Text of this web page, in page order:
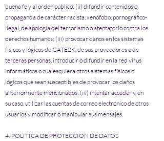
buena fe y al orden público; (ii) difundir contenidos o
propaganda de carácter racista, xenófobo, pornográfico-
ilegal, de apología del terrorismo o atentatorio contra los
derechos humanos; (iii) provocar daños en los sistemas
físicos y lógicos de GATE2K, de sus proveedores o de
terceras personas, introducir o difundir en la red virus
informáticos o cualesquiera otros sistemas físicos o
lógicos que sean susceptibles de provocar los daños
anteriormente mencionados; (iv) intentar acceder y, en
su caso, utilizar las cuentas de correo electrónico de otros
usuarios y modificar o manipular sus mensajes.
4.-POLÍTICA DE PROTECCIÓN DE DATOS